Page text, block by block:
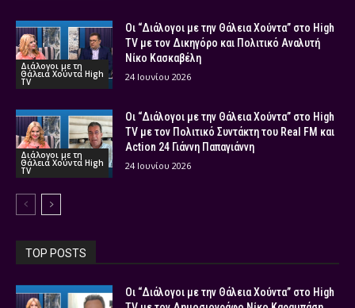
Διάλογοι με τη
Θάλεια Χούντα High
TV
Οι “Διάλογοι με την Θάλεια Χούντα” στο High
TV με τον Δικηγόρο και Πολιτικό Αναλυτή
Νίκο Κασκαβέλη
24 Ιουνίου 2026
Διάλογοι με τη
Θάλεια Χούντα High
TV
Οι “Διάλογοι με την Θάλεια Χούντα” στο High
TV με τον Πολιτικό Συντάκτη του Real FM και
Action 24 Γιάννη Παπαγιάννη
24 Ιουνίου 2026
TOP POSTS
Οι “Διάλογοι με την Θάλεια Χούντα” στο High